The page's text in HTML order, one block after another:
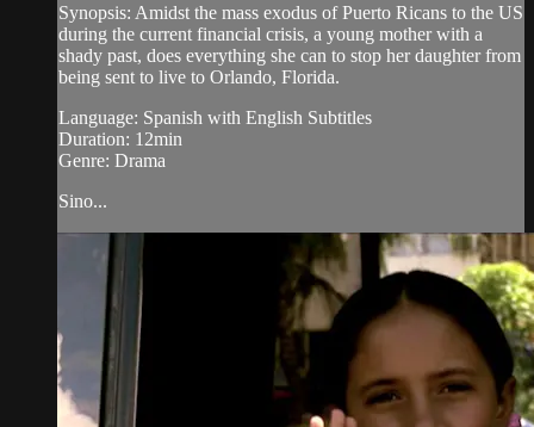
Synopsis: Amidst the mass exodus of Puerto Ricans to the US
during the current financial crisis, a young mother with a
shady past, does everything she can to stop her daughter from
being sent to live to Orlando, Florida.
Language: Spanish with English Subtitles
Duration: 12min
Genre: Drama
Sino...